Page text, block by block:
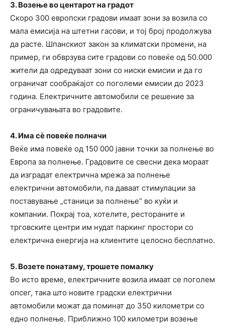
3. Возење во центарот на градот
Скоро 300 европски градови имаат зони за возила со
мала емисија на штетни гасови, и тој број продолжува
да расте. Шпанскиот закон за климатски промени, на
пример, ги обврзува сите градови со повеќе од 50.000
жители да одредуваат зони со ниски емисии и да го
ограничат сообраќајот со поголеми емисии до 2023
година. Електричните автомобили се решение за
ограничувањата во градовите.
4. Има сè повеќе полначи
Веќе има повеќе од 150 000 јавни точки за полнење во
Европа за полнење. Градовите се свесни дека мораат
да изградат електрична мрежа за полнење
електрични автомобили, па даваат стимулации за
поставување „станици за полнење“ во куќи и
компании. Покрај тоа, хотелите, рестораните и
трговските центри им нудат паркинг простори со
електрична енергија на клиентите целосно бесплатно.
5. Возете понатаму, трошете помалку
Во исто време, електричните возила имаат се поголем
опсег, така што новите градски електрични
автомобили можат да поминат до 350 километри со
едно полнење. Приближно 100 километри возење